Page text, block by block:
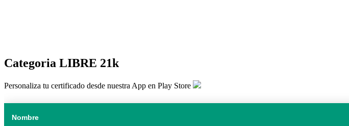
Categoria LIBRE 21k
Personaliza tu certificado desde nuestra App en Play Store
Nombre